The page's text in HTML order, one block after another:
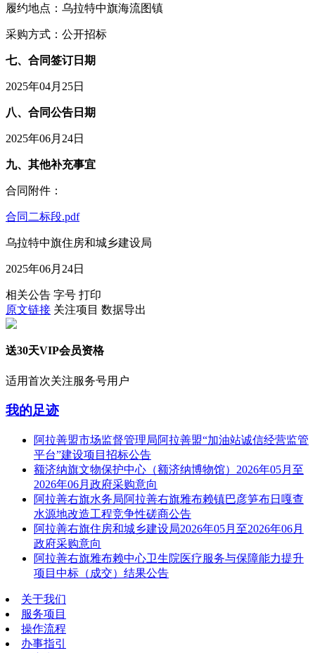
履约地点：乌拉特中旗海流图镇
采购方式：公开招标
七、合同签订日期
2025年04月25日
八、合同公告日期
2025年06月24日
九、其他补充事宜
合同附件：
合同二标段.pdf
乌拉特中旗住房和城乡建设局
2025年06月24日
相关公告 字号 打印
原文链接 关注项目 数据导出
送30天VIP会员资格
适用首次关注服务号用户
我的足迹
阿拉善盟市场监督管理局阿拉善盟“加油站诚信经营监管
平台”建设项目招标公告
额济纳旗文物保护中心（额济纳博物馆）2026年05月至
2026年06月政府采购意向
阿拉善右旗水务局阿拉善右旗雅布赖镇巴彦笋布日嘎查
水源地改造工程竞争性磋商公告
阿拉善右旗住房和城乡建设局2026年05月至2026年06月
政府采购意向
阿拉善右旗雅布赖中心卫生院医疗服务与保障能力提升
项目中标（成交）结果公告
关于我们
服务项目
操作流程
办事指引